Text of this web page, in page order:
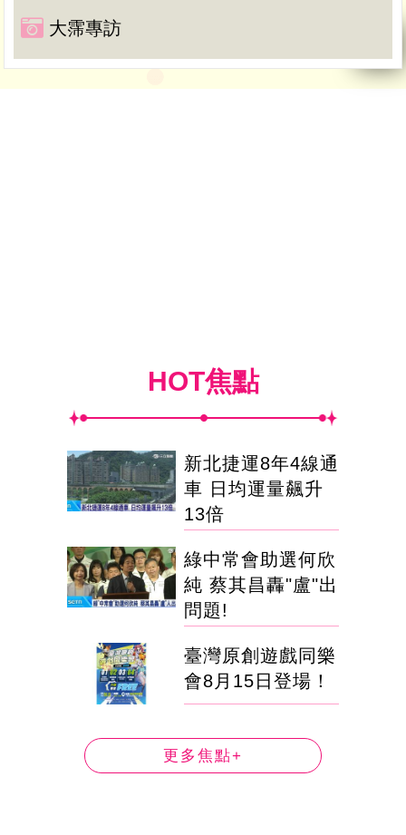
大霈專訪
HOT焦點
新北捷運8年4線通
車 日均運量飆升
13倍
綠中常會助選何欣
純 蔡其昌轟"盧"出
問題!
臺灣原創遊戲同樂
會8月15日登場！
更多焦點+